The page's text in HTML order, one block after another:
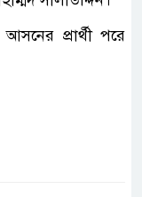
প্রার্থী পরে